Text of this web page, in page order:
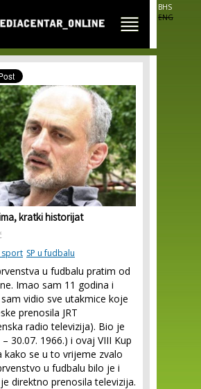
BHS
ENG
kratki historijat
sport SP u fudbalu
u fudbalu pratim od
Imao sam 11 godina i
vidio sve utakmice koje
prenosila JRT
radio televizija). Bio je
– 30.07. 1966.) i ovaj VIII Kup
kako se u to vrijeme zvalo
u fudbalu bilo je i
direktno prenosila televizija.